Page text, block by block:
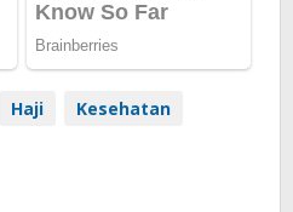
Haji
Kesehatan